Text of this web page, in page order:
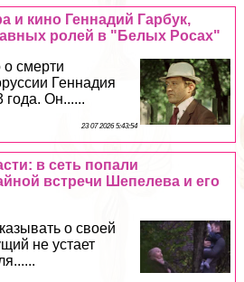
и кино Геннадий Гарбук,
ролей в "Белых Росах"
о cмepти
Геннадия
года. Он......
23 07 2026 5:43:54
в сеть попали
встречи Шепелева и его
о своей
не устает